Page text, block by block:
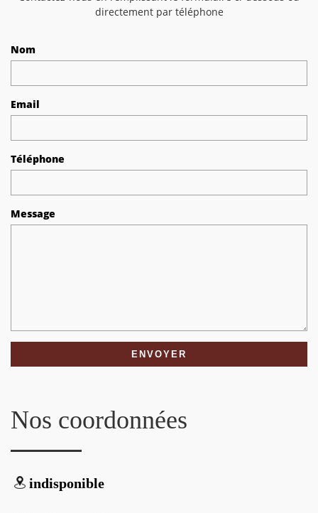
directement par téléphone
Nom
Email
Téléphone
Message
Nos coordonnées
indisponible